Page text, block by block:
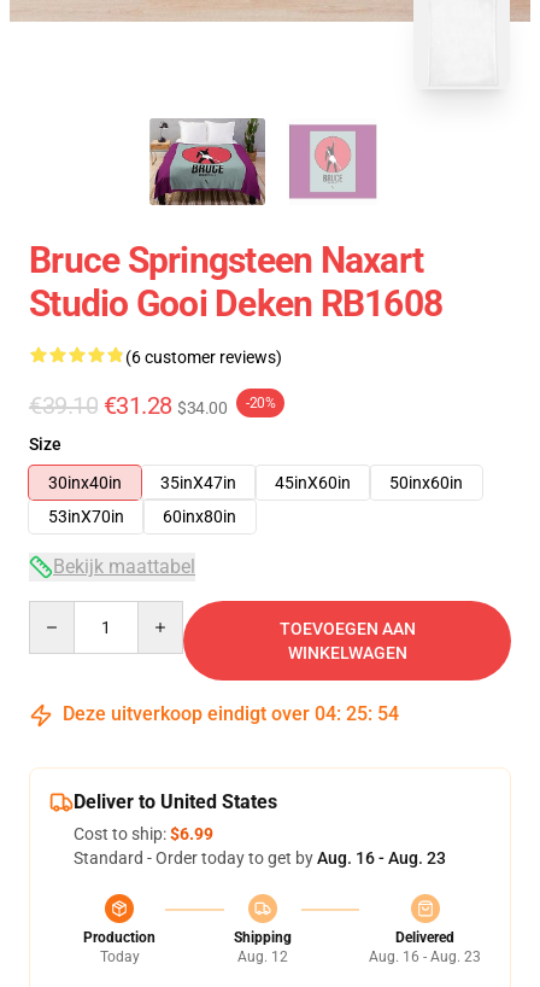
Bruce Springsteen Naxart
Studio Gooi Deken RB1608
(6 customer reviews)
€39.10 €31.28 $34.00 -20%
Size
30inx40in
35inX47in 45inX60in
50inx60in
53inX70in
60inx80in
Bekijk maattabel
TOEVOEGEN AAN
WINKELWAGEN
Deze uitverkoop eindigt over 04: 25: 54
Deliver to United States
Cost to ship:$6.99
Standard - Order today to get byAug. 16 - Aug. 23
Production
Today
Shipping
Aug. 12
Delivered
Aug. 16 - Aug. 23